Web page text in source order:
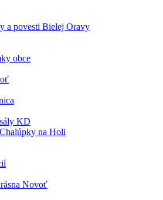
a povesti Bielej Oravy
obce
KD
na Holi
Novoť